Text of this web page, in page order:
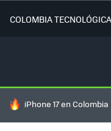
COLOMBIA TECNOLÓGICA
HOY SE HABLA DE
iPhone 17 en Colombia